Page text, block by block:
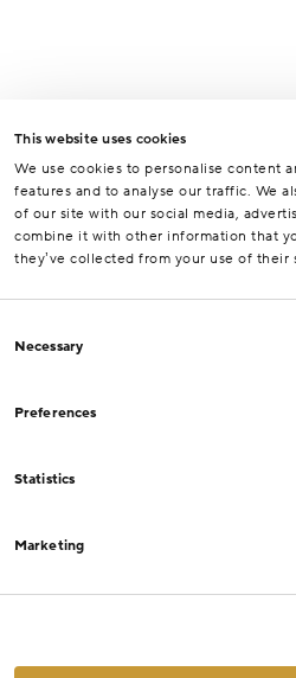
This website uses cookies
We use cookies to personalise content
features and to analyse our traffic. We
of our site with our social media,
combine it with other information that
they’ve collected from your use of their
Selection
Necessary
Preferences
Statistics
Marketing